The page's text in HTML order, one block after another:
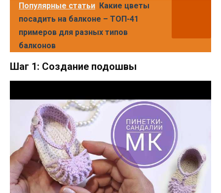
Популярные статьи Какие цветы
посадить на балконе – ТОП-41
примеров для разных типов
балконов
Шаг 1: Создание подошвы